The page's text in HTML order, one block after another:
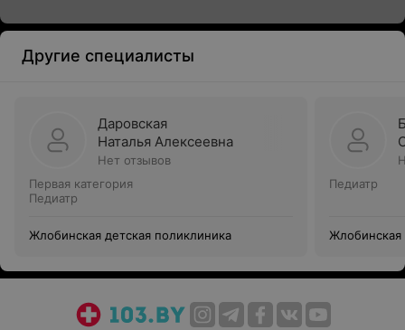
Другие специалисты
Даровская
Наталья Алексеевна
Нет отзывов
Первая категория
Педиатр
Жлобинская детская поликлиника
Педиатр
Жлобинская